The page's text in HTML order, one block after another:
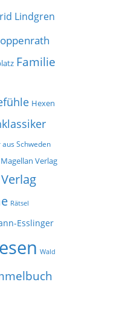
Lindgren
Familie
Hexen
Schweden
Magellan Verlag
Rätsel
Esslinger
Wald